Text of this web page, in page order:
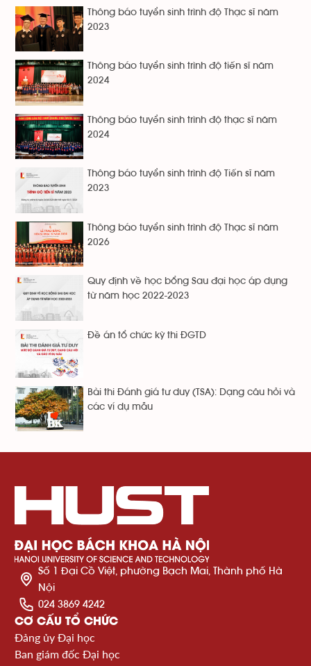
Thông báo tuyển sinh trình độ Thạc sĩ năm
2023
Thông báo tuyển sinh trình độ tiến sĩ năm
2024
Thông báo tuyển sinh trình độ thạc sĩ năm
2024
Thông báo tuyển sinh trình độ Tiến sĩ năm
2023
Thông báo tuyển sinh trình độ Thạc sĩ năm
2026
Quy định về học bổng Sau đại học áp dụng
từ năm học 2022-2023
Đề án tổ chức kỳ thi ĐGTD
Bài thi Đánh giá tư duy (TSA): Dạng câu hỏi và
các ví dụ mẫu
Số 1 Đại Cồ Việt, phường Bạch Mai, Thành phố Hà
Nội
024 3869 4242
CƠ CẤU TỔ CHỨC
Đảng ủy Đại học
Ban giám đốc Đại học